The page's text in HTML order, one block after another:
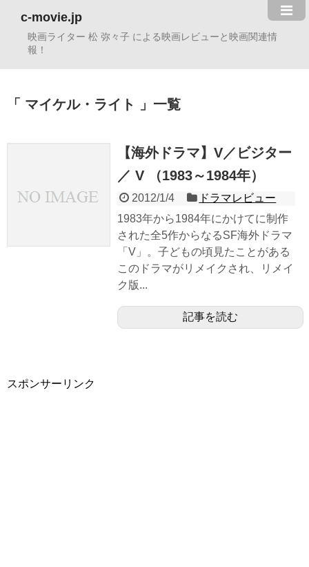
c-movie.jp
映画ライター 松 弥々子 による映画レビューと映画関連情
報！
マイケル・ライト 一覧
【海外ドラマ】V／ビジター
／ V （1983～1984年）
2012/1/4
ドラマレビュー
1983年から1984年にかけてに制作
された全5作からなるSF海外ドラマ
「V」。子どもの頃見たことがある
このドラマがリメイクされ、リメイ
ク版...
記事を読む
スポンサーリンク